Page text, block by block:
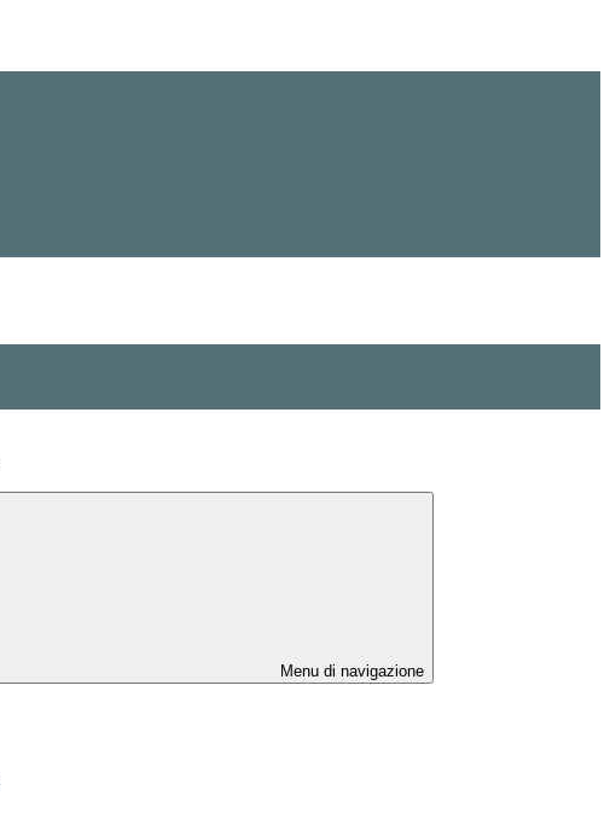
Menu di navigazione